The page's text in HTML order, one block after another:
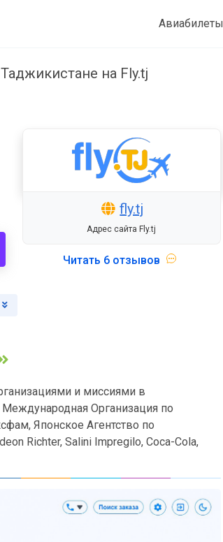
Авиабилеты
на Fly.tj
fly.tj
Адрес сайта Fly.tj
Читать 6 отзывов
и миссиями в
Международная Организация по
Японское Агентство по
Richter, Salini Impregilo, Coca-Cola,